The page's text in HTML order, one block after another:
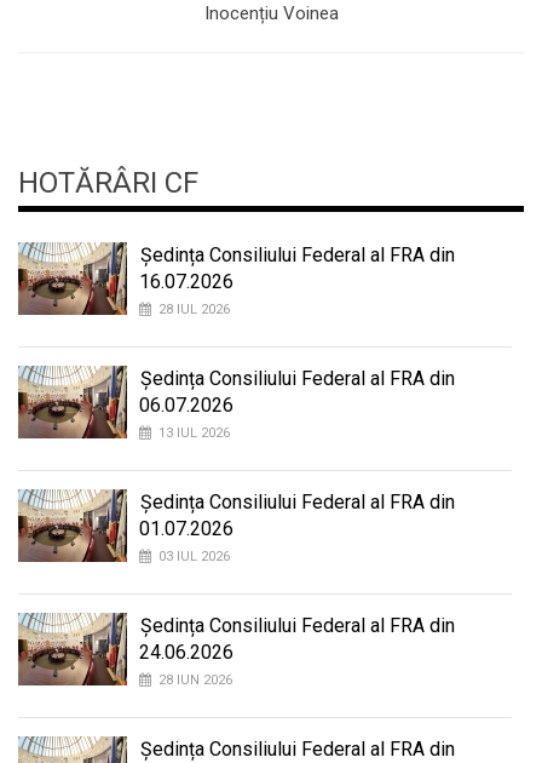
Inocențiu Voinea
HOTĂRÂRI CF
Ședința Consiliului Federal al FRA din
16.07.2026
28 IUL 2026
Ședința Consiliului Federal al FRA din
06.07.2026
13 IUL 2026
Ședința Consiliului Federal al FRA din
01.07.2026
03 IUL 2026
Ședința Consiliului Federal al FRA din
24.06.2026
28 IUN 2026
Ședința Consiliului Federal al FRA din